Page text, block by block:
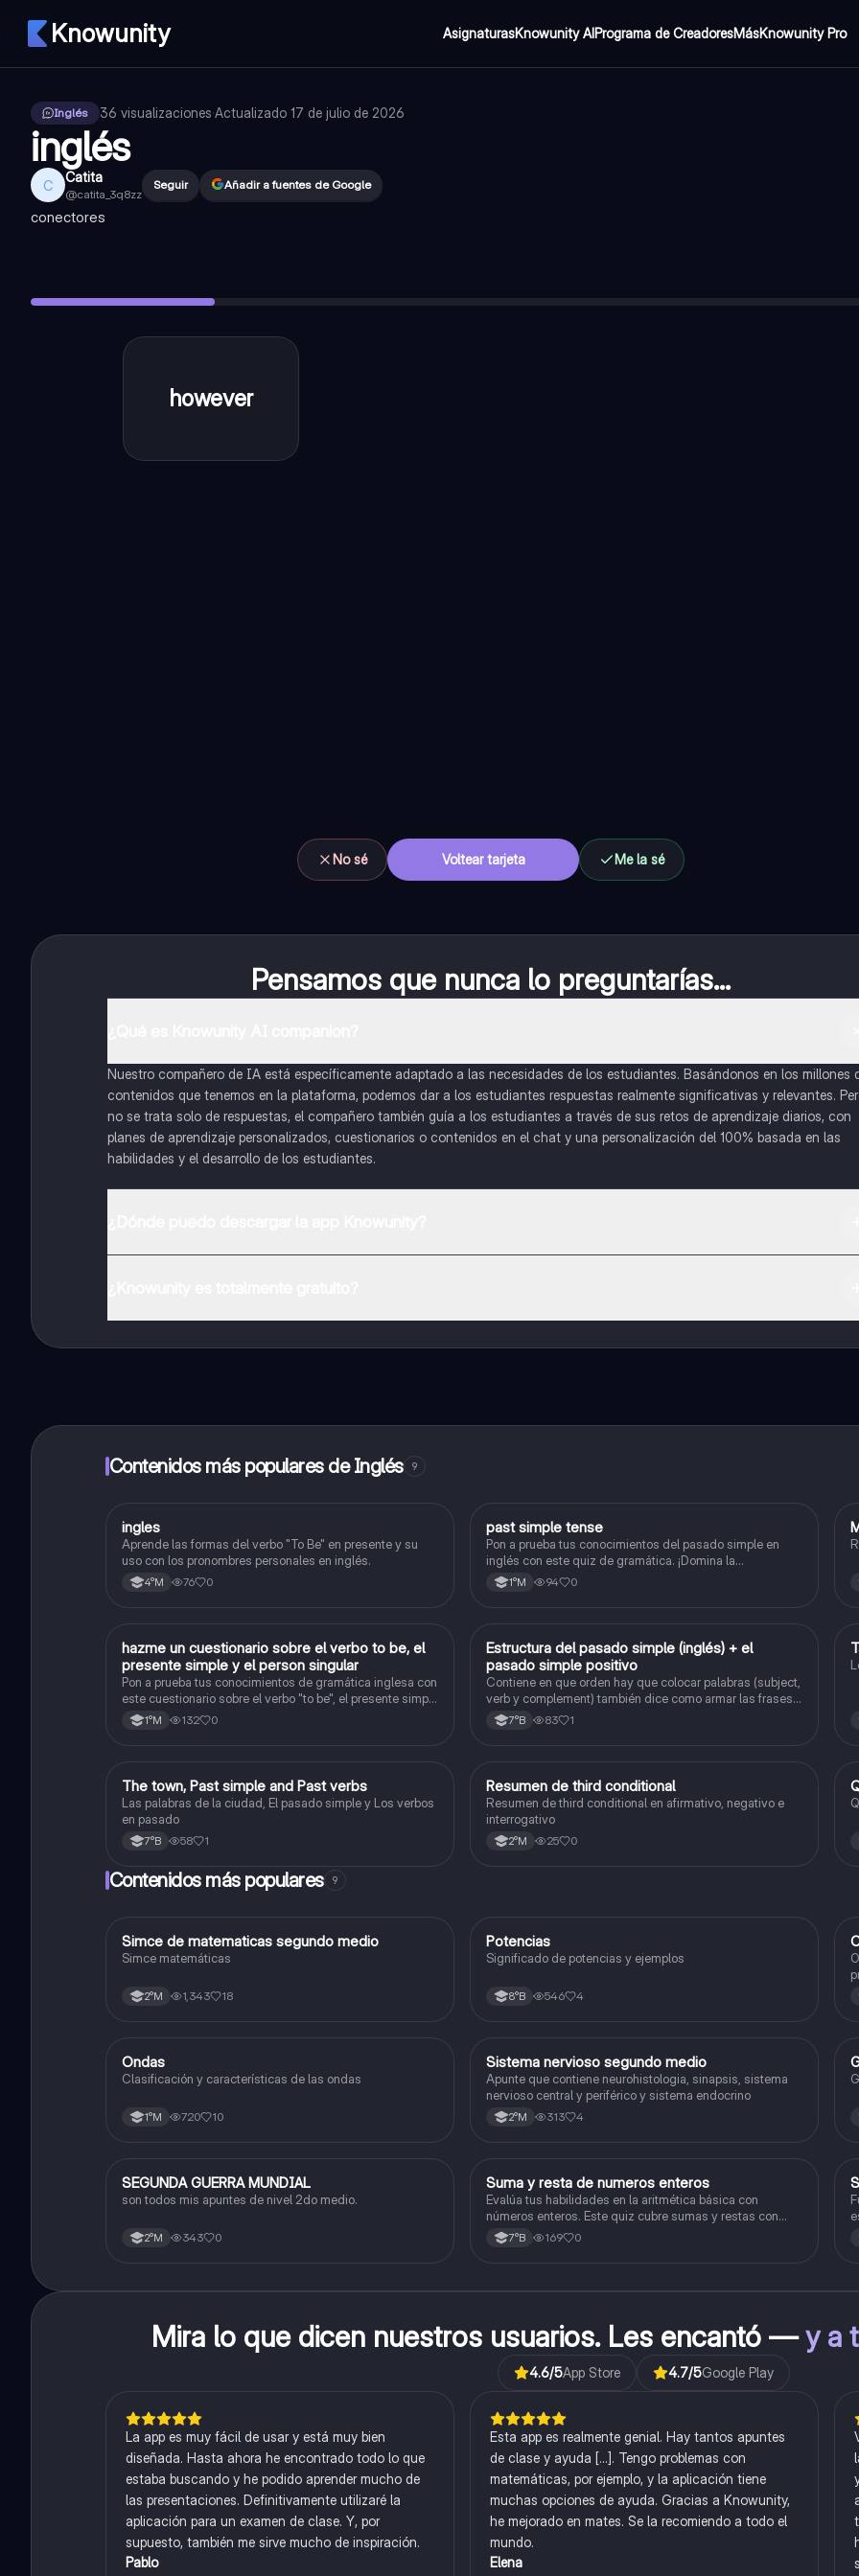
Knowunity AsignaturasKnowunity AIPrograma de CreadoresMásKnowunity Pro
Inglés 36 visualizaciones·Actualizado 17 de julio de 2026
inglés
C Catita
@catita_3q8zz
Seguir Añadir a fuentes de Google
conectores
however
sin
No sé Voltear tarjeta Me la sé
althought—aunque, a pesar de (que) (formal y al inicio de la oración)
mientras que
a pesar de (nunca con of, más formal)
Pensamos que nunca lo preguntarías...
Nuestro compañero de IA está específicamente adaptado a las necesidades de los estudiantes. Basándonos en los millones
contenidos que tenemos en la plataforma, podemos dar a los estudiantes respuestas realmente significativas y relevantes.
no se trata solo de respuestas, el compañero también guía a los estudiantes a través de sus retos de aprendizaje diarios, con
planes de aprendizaje personalizados, cuestionarios o contenidos en el chat y una personalización del 100% basada en las
habilidades y el desarrollo de los estudiantes.
inmeditamente. Puedes ganar dinero utilizando la aplicación, que te permitirá acceder a determinadas funciones.
Contenidos más populares de Inglés 9
IInglés
ingles
Aprende las formas del verbo "To Be" en presente y su
uso con los pronombres personales en inglés.
4°M 76 0
Inglés
past simple tense
Pon a prueba tus conocimientos del pasado simple en
inglés con este quiz de gramática. ¡Domina la
conjugación de verbos regulares e irregulares!
1°M 94 0
Inglés
hazme un cuestionario sobre el verbo to be, el
presente simple y el person singular
Pon a prueba tus conocimientos de gramática inglesa con
este cuestionario sobre el verbo "to be", el presente simple
y la tercera persona del singular.
1°M 132 0
Inglés
Estructura del pasado simple (inglés) + el
pasado simple positivo
Contiene en que orden hay que colocar palabras (subject,
verb y complement) también dice como armar las frases
en positivo, negativo y en pregunta. Tiene unas reglas de
cuando poner "ed" que en mi opinión sirven mucho
7°B 83 1
Inglés
The town, Past simple and Past verbs
Las palabras de la ciudad, El pasado simple y Los verbos
en pasado
7°B 58 1
Inglés
Resumen de third conditional
Resumen de third conditional en afirmativo, negativo e
interrogativo
2°M 25 0
Contenidos más populares 9
Matemáticas
Simce de matematicas segundo medio
Simce matemáticas
2°M 1,343 18
Matemáticas
Potencias
Significado de potencias y ejemplos
8°B 546 4
Física
Ondas
Clasificación y características de las ondas
1°M 720 10
Biología
Sistema nervioso segundo medio
Apunte que contiene neurohistologia, sinapsis, sistema
nervioso central y periférico y sistema endocrino
2°M 313 4
Historia
SEGUNDA GUERRA MUNDIAL
son todos mis apuntes de nivel 2do medio.
2°M 343 0
SMatemáticas
Suma y resta de numeros enteros
Evalúa tus habilidades en la aritmética básica con
números enteros. Este quiz cubre sumas y restas con
números positivos y negativos.
7°B 169 0
Mira lo que dicen nuestros usuarios. Les encantó —y a
4.6/5App Store 4.7/5Google Play
La app es muy fácil de usar y está muy bien
diseñada. Hasta ahora he encontrado todo lo que
estaba buscando y he podido aprender mucho de
las presentaciones. Definitivamente utilizaré la
aplicación para un examen de clase. Y, por
supuesto, también me sirve mucho de inspiración.
Pablo
Esta app es realmente genial. Hay tantos apuntes
de clase y ayuda [...]. Tengo problemas con
matemáticas, por ejemplo, y la aplicación tiene
muchas opciones de ayuda. Gracias a Knowunity,
he mejorado en mates. Se la recomiendo a todo el
mundo.
Elena